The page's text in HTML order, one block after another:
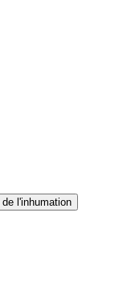
l'inhumation